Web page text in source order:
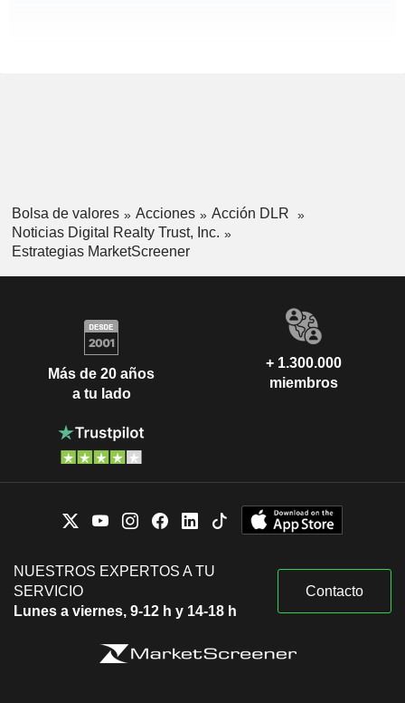
Bolsa de valores Acciones
Acción DLR
Noticias Digital Realty Trust, Inc.
Estrategias MarketScreener
Más de 20 años
a tu lado
+ 1.300.000
miembros
NUESTROS EXPERTOS A TU
SERVICIO
Lunes a viernes, 9-12 h y 14-18 h
Contacto